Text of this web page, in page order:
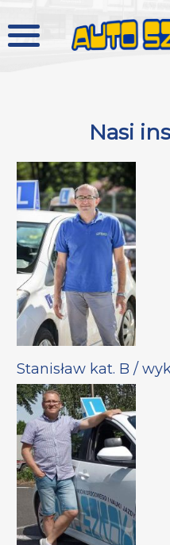
Nasi
Stanisław kat. B /